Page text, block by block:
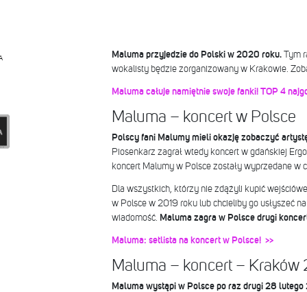
Maluma przyjedzie do Polski w 2020 roku.
Tym
wokalisty będzie zorganizowany w Krakowie.
Maluma całuje namiętnie swoje fanki! TOP 4
Maluma – koncert w Polsce
Polscy fani Malumy mieli okazję zobaczyć
Piosenkarz zagrał wtedy koncert w gdańskiej
koncert Malumy w Polsce zostały wyprzedane w
Dla wszystkich, którzy nie zdążyli kupić
w Polsce w 2019 roku lub chcieliby go usłyszeć
wiadomość. Maluma zagra w Polsce drugi
Maluma: setlista na koncert w Polsce! >>
Maluma – koncert –
Maluma wystąpi w Polsce po raz drugi 28